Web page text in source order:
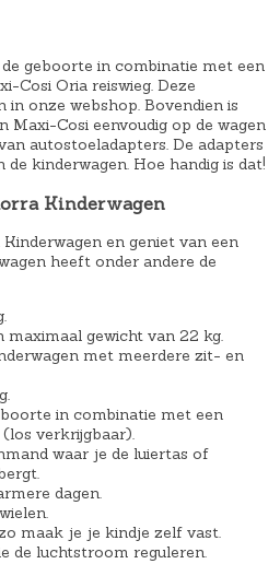
geboorte in combinatie met een
Cosi Oria reiswieg. Deze
onze webshop. Bovendien is
Maxi-Cosi eenvoudig op de wagen
autostoeladapters. De adapters
kinderwagen. Hoe handig is dat!
Kinderwagen
en geniet van een
heeft onder andere de
maximaal gewicht van 22 kg.
met meerdere zit- en
in combinatie met een
verkrijgbaar).
waar je de luiertas of
dagen.
maak je je kindje zelf vast.
de luchtstroom reguleren.